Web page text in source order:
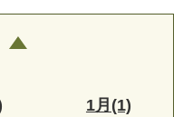
1月(1)